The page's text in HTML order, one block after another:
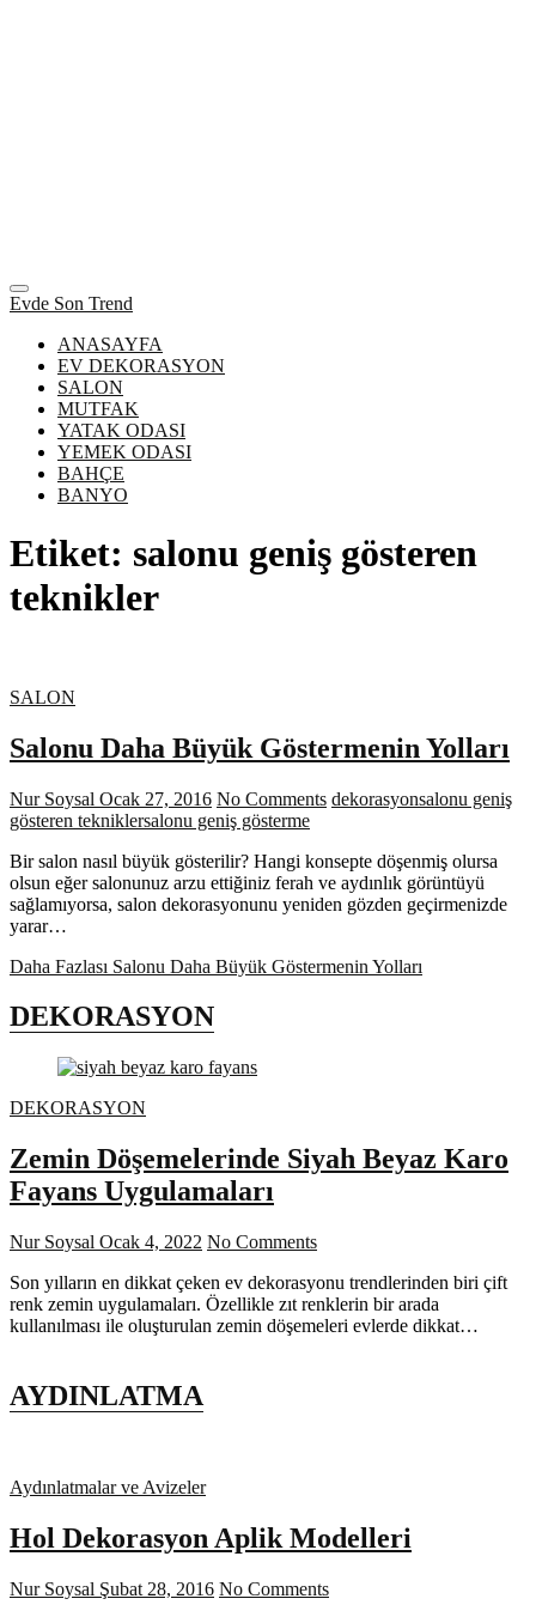
Evde Son Trend
ANASAYFA
EV DEKORASYON
SALON
MUTFAK
YATAK ODASI
YEMEK ODASI
BAHÇE
BANYO
Etiket: salonu geniş gösteren
teknikler
SALON
Salonu Daha Büyük Göstermenin Yolları
Nur Soysal Ocak 27, 2016 No Comments dekorasyonsalonu geniş
gösteren tekniklersalonu geniş gösterme
Bir salon nasıl büyük gösterilir? Hangi konsepte döşenmiş olursa
olsun eğer salonunuz arzu ettiğiniz ferah ve aydınlık görüntüyü
sağlamıyorsa, salon dekorasyonunu yeniden gözden geçirmenizde
yarar…
Daha Fazlası Salonu Daha Büyük Göstermenin Yolları
DEKORASYON
DEKORASYON
Zemin Döşemelerinde Siyah Beyaz Karo
Fayans Uygulamaları
Nur Soysal Ocak 4, 2022 No Comments
Son yılların en dikkat çeken ev dekorasyonu trendlerinden biri çift
renk zemin uygulamaları. Özellikle zıt renklerin bir arada
kullanılması ile oluşturulan zemin döşemeleri evlerde dikkat…
AYDINLATMA
Aydınlatmalar ve Avizeler
Hol Dekorasyon Aplik Modelleri
Nur Soysal Şubat 28, 2016 No Comments